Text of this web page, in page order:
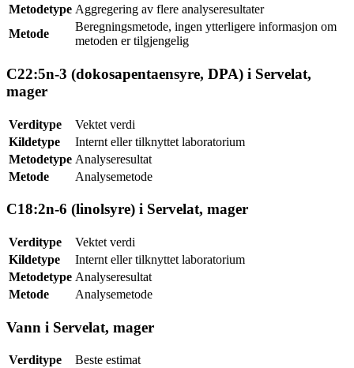
Metodetype Aggregering av flere analyseresultater
Metode
Beregningsmetode, ingen ytterligere informasjon om
metoden er tilgjengelig
C22:5n-3 (dokosapentaensyre, DPA) i Servelat,
mager
Verditype
Vektet verdi
Kildetype
Internt eller tilknyttet laboratorium
Metodetype Analyseresultat
Metode
Analysemetode
C18:2n-6 (linolsyre) i Servelat, mager
Verditype
Vektet verdi
Kildetype
Internt eller tilknyttet laboratorium
Metodetype Analyseresultat
Metode
Analysemetode
Vann i Servelat, mager
Verditype
Beste estimat